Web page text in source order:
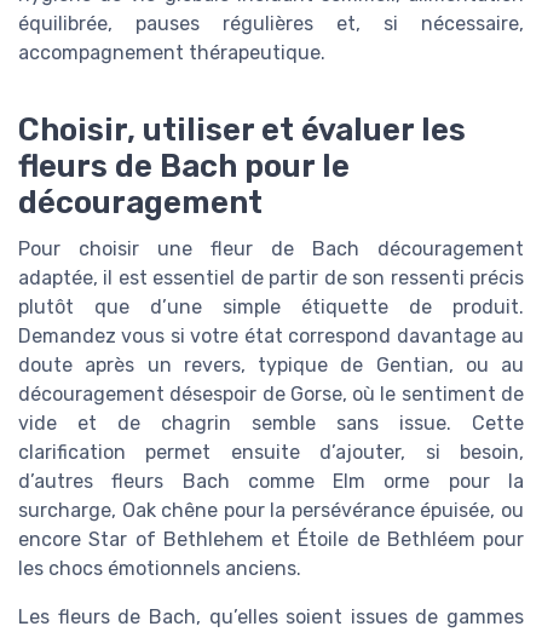
équilibrée, pauses régulières et, si nécessaire,
accompagnement thérapeutique.
Choisir, utiliser et évaluer les
fleurs de Bach pour le
découragement
Pour choisir une fleur de Bach découragement
adaptée, il est essentiel de partir de son ressenti précis
plutôt que d’une simple étiquette de produit.
Demandez vous si votre état correspond davantage au
doute après un revers, typique de Gentian, ou au
découragement désespoir de Gorse, où le sentiment de
vide et de chagrin semble sans issue. Cette
clarification permet ensuite d’ajouter, si besoin,
d’autres fleurs Bach comme Elm orme pour la
surcharge, Oak chêne pour la persévérance épuisée, ou
encore Star of Bethlehem et Étoile de Bethléem pour
les chocs émotionnels anciens.
Les fleurs de Bach, qu’elles soient issues de gammes